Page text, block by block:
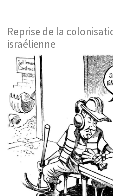
Reprise de la
israélienne